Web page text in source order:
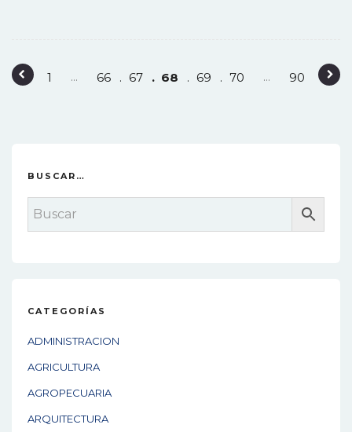
P
1 … 66 67 68 69 70 … 90
BUSCAR…
CATEGORÍAS
ADMINISTRACION
AGRICULTURA
AGROPECUARIA
ARQUITECTURA